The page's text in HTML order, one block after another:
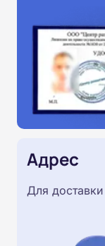
Адрес
Для